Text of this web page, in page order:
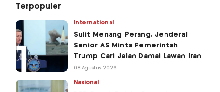
Terpopuler
International
Sulit Menang Perang, Jenderal
Senior AS Minta Pemerintah
Trump Cari Jalan Damai Lawan Iran
08 Agustus 2026
Nasional